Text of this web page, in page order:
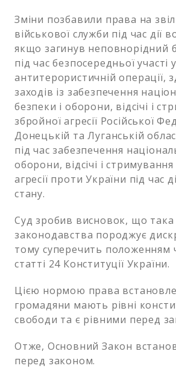
Зміни позбавили права на
військової служби під час дії
якщо загинув неповнорідний
під час безпосередньої участі у
антитерористичній операції,
заходів із забезпечення
безпеки і оборони, відсічі і
збройної агресії Російської
Донецькій та Луганській
під час забезпечення
оборони, відсічі і
агресії проти України під час
стану.
Суд зробив висновок, що така
законодавства породжує
тому суперечить положенням
статті 24 Конституції України.
Цією нормою права
громадяни мають рівні
свободи та є рівними перед
Отже, Основний Закон
перед законом.